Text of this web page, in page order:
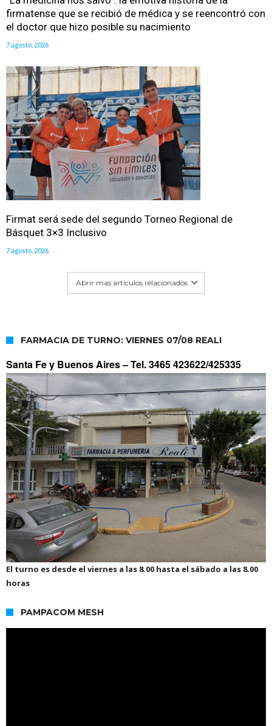
firmatense que se recibió de médica y se reencontró con
el doctor que hizo posible su nacimiento
7 agosto, 2026
Firmat será sede del segundo Torneo Regional de
Básquet 3×3 Inclusivo
7 agosto, 2026
Abrir mas artículos relacionados
FARMACIA DE TURNO: VIERNES 07/08 REALI
Santa Fe y Buenos Aires –Tel. 3465 423622/425335
El turno es desde el viernes a las 8.00 hasta el sábado a las 8.00
horas
PAMPACOM MESH